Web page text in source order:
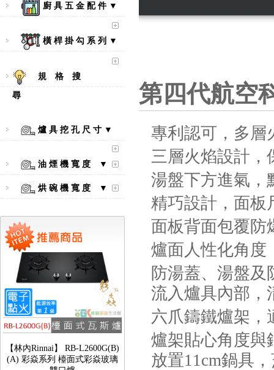
廚 具 五 金 配 件 ▼
橫 桿 掛 勾 系 列 ▼
規 格 搜
尋
爐 具 挖 孔 尺 寸 ▼
油 煙 機 寬 度 ▼
烘 碗 機 寬 度 ▼
【林內Rinnai】 RB-L2600S(A)
彩焱系列 檯面式彩焱不銹鋼雙
口爐
【林內Rinnai】 RB-L2600G(B)
雙口爐
第四代航空
專利認可，多層
三層火焰設計，
湯盤下方進氣，
精巧設計，面板
面板背面包覆防
爐面人性化角度
防湯蓋、湯盤及
流入爐具內部，
六爪鑄鐵爐架，
爐架貼心角度與
放置11cm鍋具